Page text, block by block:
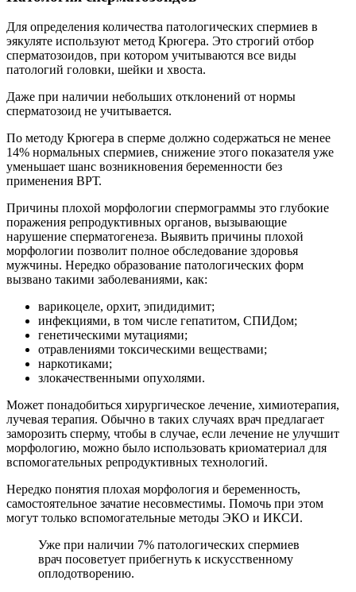
Для определения количества патологических спермиев в
эякуляте используют метод Крюгера. Это строгий отбор
сперматозоидов, при котором учитываются все виды
патологий головки, шейки и хвоста.
Даже при наличии небольших отклонений от нормы
сперматозоид не учитывается.
По методу Крюгера в сперме должно содержаться не менее
14% нормальных спермиев, снижение этого показателя уже
уменьшает шанс возникновения беременности без
применения ВРТ.
Причины плохой морфологии спермограммы это глубокие
поражения репродуктивных органов, вызывающие
нарушение сперматогенеза. Выявить причины плохой
морфологии позволит полное обследование здоровья
мужчины. Нередко образование патологических форм
вызвано такими заболеваниями, как:
варикоцеле, орхит, эпидидимит;
инфекциями, в том числе гепатитом, СПИДом;
генетическими мутациями;
отравлениями токсическими веществами;
наркотиками;
злокачественными опухолями.
Может понадобиться хирургическое лечение, химиотерапия,
лучевая терапия. Обычно в таких случаях врач предлагает
заморозить сперму, чтобы в случае, если лечение не улучшит
морфологию, можно было использовать криоматериал для
вспомогательных репродуктивных технологий.
Нередко понятия плохая морфология и беременность,
самостоятельное зачатие несовместимы. Помочь при этом
могут только вспомогательные методы ЭКО и ИКСИ.
Уже при наличии 7% патологических спермиев
врач посоветует прибегнуть к искусственному
оплодотворению.